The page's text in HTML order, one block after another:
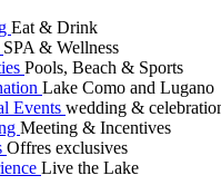
Eat & Drink
SPA & Wellness
Pools, Beach & Sports
Lake Como and Lugano
Events wedding &
Meeting & Incentives
Offres exclusives
Live the Lake